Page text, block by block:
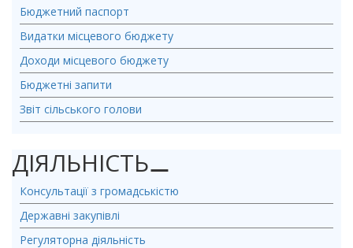
Бюджетний паспорт
Видатки місцевого бюджету
Доходи місцевого бюджету
Бюджетні запити
Звіт сільського голови
ДІЯЛЬНІСТЬ⚊
Консультації з громадськістю
Державні закупівлі
Регуляторна діяльність